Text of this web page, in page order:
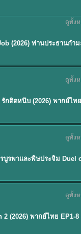
ดูทั้ง
ดูทั้ง
ดูทั้ง
ดูทั้ง